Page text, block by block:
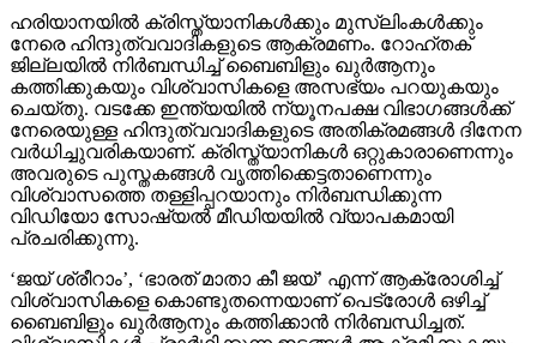
ഹരിയാനയില്‍ ക്രിസ്ത്യാനികള്‍ക്കും മുസ്‌ലിംകള്‍ക്കും
നേരെ ഹിന്ദുത്വവാദികളുടെ ആക്രമണം. റോഹ്തക്
ജില്ലയില്‍ നിര്‍ബന്ധിച്ച് ബൈബിളും ഖുര്‍ആനും
കത്തിക്കുകയും വിശ്വാസികളെ അസഭ്യം പറയുകയും
ചെയ്തു. വടക്കേ ഇന്ത്യയില്‍ ന്യൂനപക്ഷ വിഭാഗങ്ങള്‍ക്ക്
നേരെയുള്ള ഹിന്ദുത്വവാദികളുടെ അതിക്രമങ്ങള്‍ ദിനേന
വര്‍ധിച്ചുവരികയാണ്. ക്രിസ്ത്യാനികള്‍ ഒറ്റുകാരാണെന്നും
അവരുടെ പുസ്തകങ്ങള്‍ വൃത്തിക്കെട്ടതാണെന്നും
വിശ്വാസത്തെ തള്ളിപ്പറയാനും നിര്‍ബന്ധിക്കുന്ന
വിഡിയോ സോഷ്യല്‍ മീഡിയയില്‍ വ്യാപകമായി
പ്രചരിക്കുന്നു.
‘ജയ് ശ്രീറാം’, ‘ഭാരത് മാതാ കീ ജയ്’ എന്ന് ആക്രോശിച്ച്
വിശ്വാസികളെ കൊണ്ടുതന്നെയാണ് പെട്രോള്‍ ഒഴിച്ച്
ബൈബിളും ഖുര്‍ആനും കത്തിക്കാന്‍ നിര്‍ബന്ധിച്ചത്.